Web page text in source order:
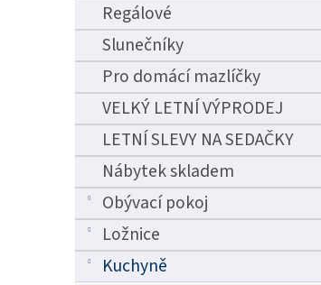
n
p
a
e
Regálové
Slunečníky
Pro domácí mazlíčky
VELKÝ LETNÍ VÝPRODEJ
LETNÍ SLEVY NA SEDAČKY
Nábytek skladem
Obývací pokoj
Ložnice
Kuchyně